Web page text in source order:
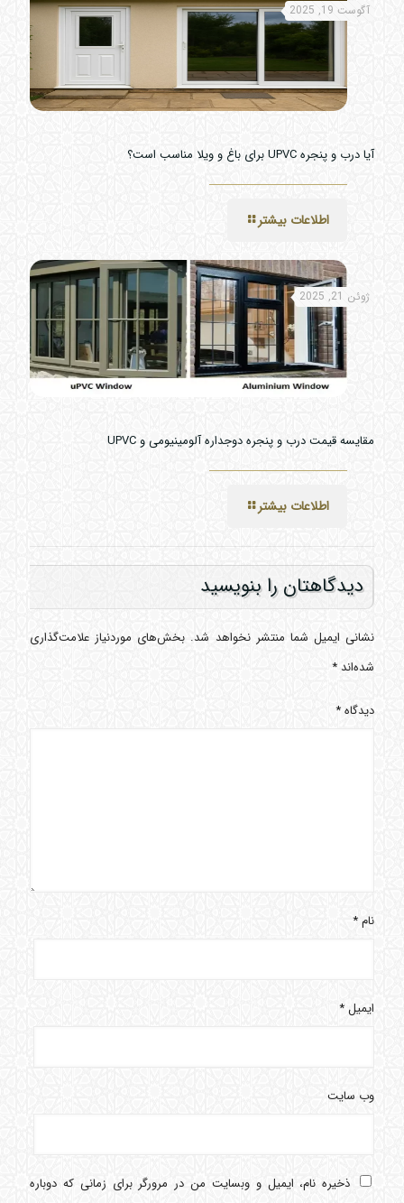
آگوست 19, 2025
آیا درب و پنجره UPVC برای باغ و ویلا مناسب است؟
اطلاعات بیشتر
ژوئن 21, 2025
مقایسه قیمت درب و پنجره دوجداره آلومینیومی و UPVC
اطلاعات بیشتر
دیدگاهتان را بنویسید
نشانی ایمیل شما منتشر نخواهد شد. بخش‌های موردنیاز علامت‌گذاری
شده‌اند*
دیدگاه*
نام*
ایمیل*
وب‌ سایت
ذخیره نام، ایمیل و وبسایت من در مرورگر برای زمانی که دوباره